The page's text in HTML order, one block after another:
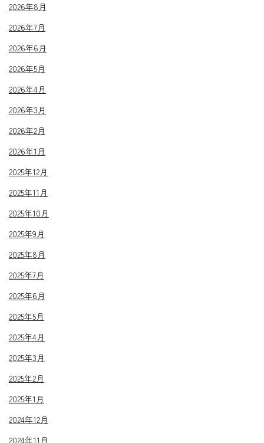
2026年8月
2026年7月
2026年6月
2026年5月
2026年4月
2026年3月
2026年2月
2026年1月
2025年12月
2025年11月
2025年10月
2025年9月
2025年8月
2025年7月
2025年6月
2025年5月
2025年4月
2025年3月
2025年2月
2025年1月
2024年12月
2024年11月